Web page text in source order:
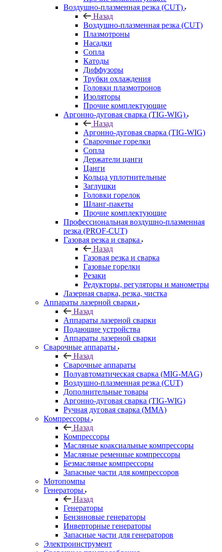
Воздушно-плазменная резка (CUT)
Назад
Воздушно-плазменная резка (CUT)
Плазмотроны
Насадки
Сопла
Катоды
Диффузоры
Трубки охлаждения
Головки плазмотронов
Изоляторы
Прочие комплектующие
Аргонно-дуговая сварка (TIG-WIG)
Назад
Аргонно-дуговая сварка (TIG-WIG)
Сварочные горелки
Сопла
Держатели цанги
Цанги
Кольца уплотнительные
Заглушки
Головки горелок
Шланг-пакеты
Прочие комплектующие
Профессиональная воздушно-плазменная
резка (PROF-CUT)
Газовая резка и сварка
Назад
Газовая резка и сварка
Газовые горелки
Резаки
Редукторы, регуляторы и манометры
Лазерная сварка, резка, чистка
Аппараты лазерной сварки
Назад
Аппараты лазерной сварки
Подающие устройства
Аппараты лазерной сварки
Сварочные аппараты
Назад
Сварочные аппараты
Полуавтоматическая сварка (MIG-MAG)
Воздушно-плазменная резка (CUT)
Дополнительные товары
Аргонно-дуговая сварка (TIG-WIG)
Ручная дуговая сварка (MMA)
Компрессоры
Назад
Компрессоры
Масляные коаксиальные компрессоры
Масляные ременные компрессоры
Безмасляные компрессоры
Запасные части для компрессоров
Мотопомпы
Генераторы
Назад
Генераторы
Бензиновые генераторы
Инверторные генераторы
Запасные части для генераторов
Электроинструмент